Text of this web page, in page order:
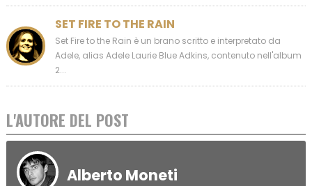
SET FIRE TO THE RAIN
Set Fire to the Rain è un brano scritto e interpretato da
Adele, alias Adele Laurie Blue Adkins, contenuto nell'album
2...
L'AUTORE DEL POST
Alberto Moneti